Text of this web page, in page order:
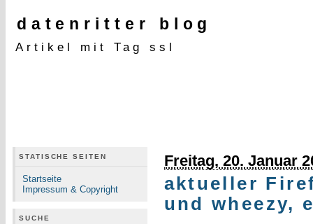
datenritter blog
Artikel mit Tag ssl
STATISCHE SEITEN
Startseite
Impressum & Copyright
SUCHE
Freitag, 20. Januar
aktueller
und wheezy,